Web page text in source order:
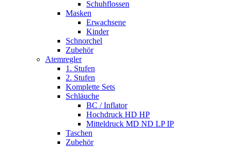
Schuhflossen
Masken
Erwachsene
Kinder
Schnorchel
Zubehör
Atemregler
1. Stufen
2. Stufen
Komplette Sets
Schläuche
BC / Inflator
Hochdruck HD HP
Mitteldruck MD ND LP IP
Taschen
Zubehör